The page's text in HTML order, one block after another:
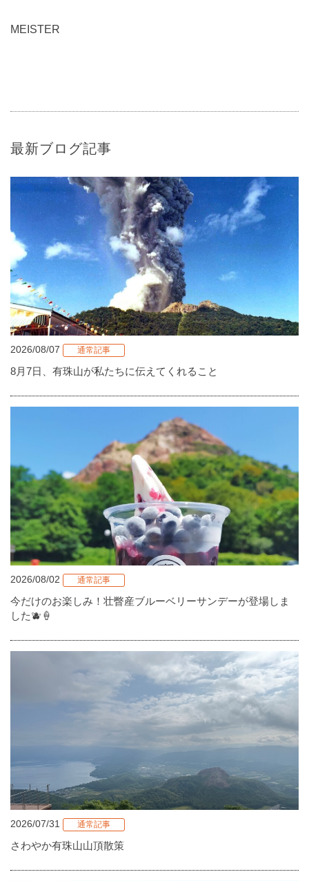
MEISTER
最新ブログ記事
2026/08/07 通常記事
8月7日、有珠山が私たちに伝えてくれること
2026/08/02 通常記事
今だけのお楽しみ！壮瞥産ブルーベリーサンデーが登場しま
した🫐🍦
2026/07/31 通常記事
さわやか有珠山山頂散策